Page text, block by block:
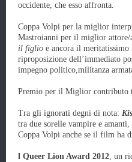
occidente, che esso affronta.
Coppa Volpi per la miglior
Mastroianni per il miglior attore/
il figlio e ancora il
riproposizione dell’immediato
impegno politico,militanza
Premio per il Miglior contributo
Tra gli ignorati degni di nota:
tra due sorelle vampire e amanti,
Coppa Volpi anche se il film ha
l Queer Lion Award 2012, un